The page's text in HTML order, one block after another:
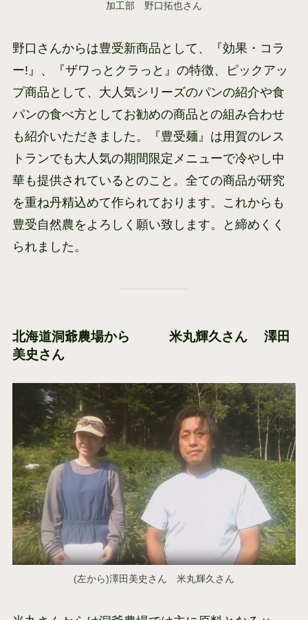
加工部 野口拓也さん
野口さんからは豊受新商品として、『効果・コラ
ー!』、『ザワっとクラっと』の特徴、ピックアッ
プ商品として、大人気シリーズのパンの紹介や食
パンの食べ方としてお勧めの商品との組み合わせ
も紹介いただきました。『豊受麺』は用賀のレス
トランでも大人気の期間限定メニューで冷やし中
華も提供されているとのこと。全ての商品が研究
を重ね丹精込めて作られております。これからも
豊受自然農をよろしく願い致します。と締めくく
られました。
北海道洞爺農場から 米丸輝久さん 澤田
美史さん
(左から)澤田美史さん 米丸輝久さん